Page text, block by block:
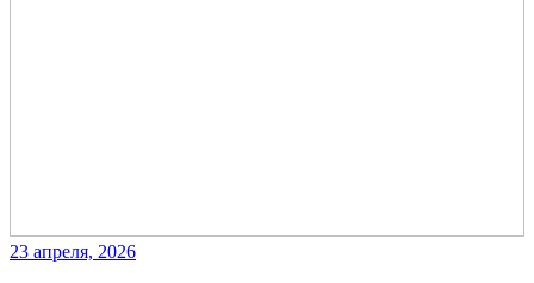
23 апреля, 2026